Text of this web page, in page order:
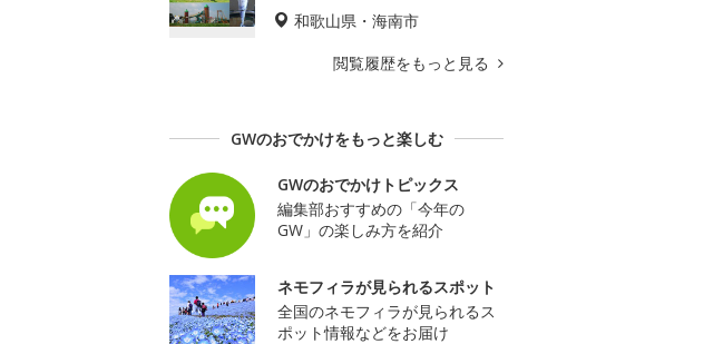
和歌山県・海南市
閲覧履歴をもっと見る
GWのおでかけをもっと楽しむ
GWのおでかけトピックス
編集部おすすめの「今年の
GW」の楽しみ方を紹介
ネモフィラが見られるスポット
全国のネモフィラが見られるス
ポット情報などをお届け